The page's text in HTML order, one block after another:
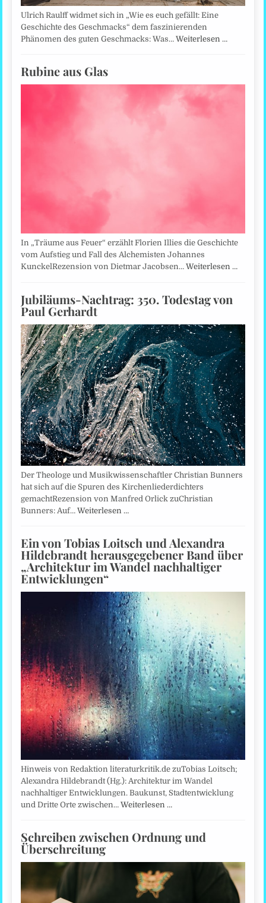
Ulrich Raulff widmet sich in „Wie es euch gefällt: Eine
Geschichte des Geschmacks“ dem faszinierenden
Phänomen des guten Geschmacks: Was…Weiterlesen …
Rubine aus Glas
In „Träume aus Feuer“ erzählt Florien Illies die Geschichte
vom Aufstieg und Fall des Alchemisten Johannes
KunckelRezension von Dietmar Jacobsen…Weiterlesen …
Jubiläums-Nachtrag: 350. Todestag von
Paul Gerhardt
Der Theologe und Musikwissenschaftler Christian Bunners
hat sich auf die Spuren des Kirchenliederdichters
gemachtRezension von Manfred Orlick zuChristian
Bunners: Auf…Weiterlesen …
Ein von Tobias Loitsch und Alexandra
Hildebrandt herausgegebener Band über
„Architektur im Wandel nachhaltiger
Entwicklungen“
Hinweis von Redaktion literaturkritik.de zuTobias Loitsch;
Alexandra Hildebrandt (Hg.): Architektur im Wandel
nachhaltiger Entwicklungen. Baukunst, Stadtentwicklung
und Dritte Orte zwischen…Weiterlesen …
Schreiben zwischen Ordnung und
Überschreitung